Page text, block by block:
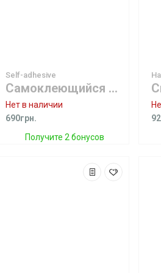
Self-adhesive
Самоклеющийся KiteFix Self-adhesive Dacron Tape
Нет в наличии
690грн.
Получите 2 бонусов